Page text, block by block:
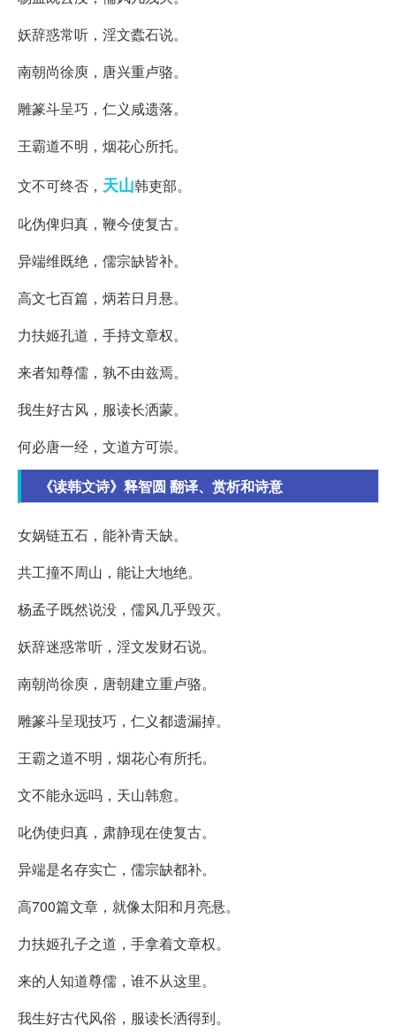
妖辞惑常听，淫文蠹石说。
南朝尚徐庾，唐兴重卢骆。
雕篆斗呈巧，仁义咸遗落。
王霸道不明，烟花心所托。
文不可终否， 天山韩吏部。
叱伪俾归真，鞭今使复古。
异端维既绝，儒宗缺皆补。
高文七百篇，炳若日月悬。
力扶姬孔道，手持文章权。
来者知尊儒，孰不由兹焉。
我生好古风，服读长洒蒙。
何必唐一经，文道方可崇。
《读韩文诗》释智圆 翻译、赏析和诗意
女娲链五石，能补青天缺。
共工撞不周山，能让大地绝。
杨孟子既然说没，儒风几乎毁灭。
妖辞迷惑常听，淫文发财石说。
南朝尚徐庾，唐朝建立重卢骆。
雕篆斗呈现技巧，仁义都遗漏掉。
王霸之道不明，烟花心有所托。
文不能永远吗，天山韩愈。
叱伪使归真，肃静现在使复古。
异端是名存实亡，儒宗缺都补。
高700篇文章，就像太阳和月亮悬。
力扶姬孔子之道，手拿着文章权。
来的人知道尊儒，谁不从这里。
我生好古代风俗，服读长洒得到。